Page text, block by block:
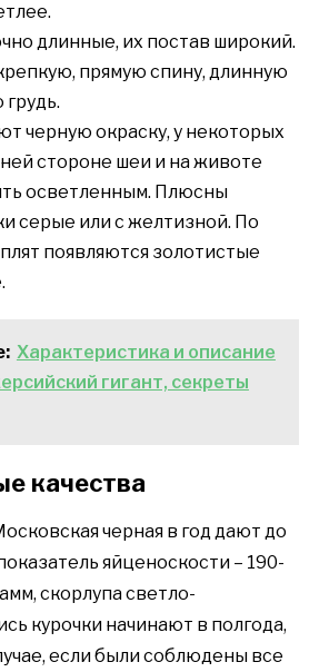
длинные, их постав широкий.
прямую спину, длинную
черную окраску, у некоторых
стороне шеи и на животе
осветленным. Плюсны
серые или с желтизной. По
появляются золотистые
Характеристика и описание
гигант, секреты
качества
черная в год дают до
яйценоскости – 190-
скорлупа светло-
курочки начинают в полгода,
если были соблюдены все